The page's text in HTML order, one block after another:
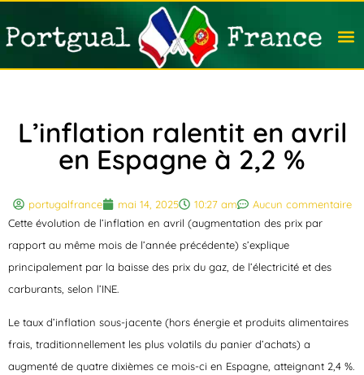
L’inflation ralentit en avril
en Espagne à 2,2 %
portugalfrance mai 14, 2025 10:27 am
Aucun commentaire
Cette évolution de l’inflation en avril (augmentation des prix par
rapport au même mois de l’année précédente) s’explique
principalement par la baisse des prix du gaz, de l’électricité et des
carburants, selon l’INE.
Le taux d’inflation sous-jacente (hors énergie et produits alimentaires
frais, traditionnellement les plus volatils du panier d’achats) a
augmenté de quatre dixièmes ce mois-ci en Espagne, atteignant 2,4 %.